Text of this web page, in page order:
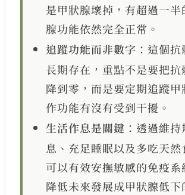
是甲狀腺壞掉，有超過一半
腺功能依然完全正常。
追蹤功能而非數字 ：這個
長期存在，重點不是要把抗
降到零，而是要定期追蹤甲
作功能有沒有受到干擾。
生活作息是關鍵 ：透過維
息、充足睡眠以及多吃天然
可以有效安撫敏感的免疫系
降低未來發展成甲狀腺低下